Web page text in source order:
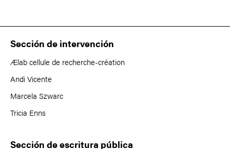
Sección de intervención
Ælab cellule de recherche-création
Andi Vicente
Marcela Szwarc
Tricia Enns
Sección de escritura pública